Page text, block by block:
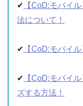
✔︎ 【CoD:モバイ
法について！
✔︎ 【CoD:モバイ
✔︎ 【CoD:モバイ
ズする方法！